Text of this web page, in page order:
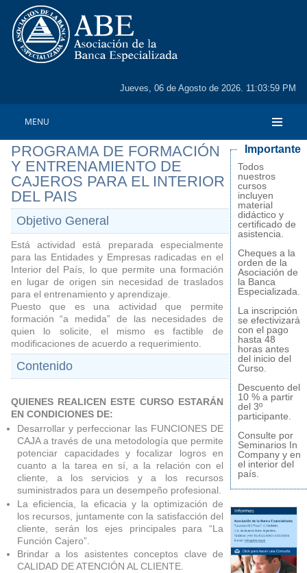
Jueves, 06 de Agosto de 2026. 11:03:59 PM
MENU
PROGRAMA DE FORMACIÓN
Y ENTRENAMIENTO DE
CAJEROS PARA EL INTERIOR
DEL PAIS
Objetivo General
Está actividad está preparada especialmente
para las Entidades y Empresas radicadas en el
Interior del País, lo que permite una formación
en lugar de origen sin necesidad de traslados
para el entrenamiento y aprendizaje.
Puesto que es una actividad que permite
formación “a medida” de las necesidades de
quien lo solicite, el mismo es factible de
modificaciones de acuerdo a requerimiento.
Contenido
QUIENES REALICEN ESTE CURSO ESTARÁN
EN CONDICIONES DE:
Desarrollar y perfeccionar las FUNCIONES DE
CAJA a través de una metodología que permite
potenciar capacidades y focalizar logros en
cuanto a la tarea en sí, a la relación con el
cliente, a los servicios y a los recursos
suministrados para un desempeño profesional.
La eficiencia, la eficacia y la optimización de
los recursos, juntamente con la satisfacción del
cliente, serán los ejes principales para “La
Función Cajero”.
Brindar a los asistentes conceptos clave de
CALIDAD DE ATENCIÓN AL CLIENTE.
Importante
Todos
nuestros
cursos
incluyen
material
didáctico y
certificado de
asistencia.
Cheques a la
orden de la
Asociación de
la Banca
Especializada.
La inscripción
se efectivizará
con el pago
hasta 48
horas antes
del inicio del
Curso.
Descuento del
10 % a partir
del 3º
participante.
Consulte por
Seminarios In
Company y en
el interior del
país.